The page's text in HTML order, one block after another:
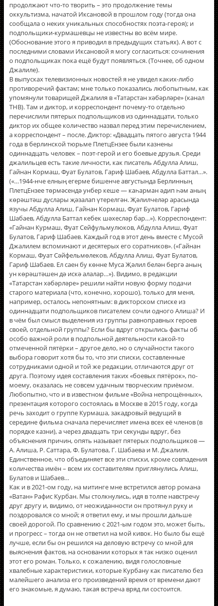
продолжают что-то творить – это продолжение темы
оккультизма, начатой Иксановой в прошлом году (тогда она
сообщала о неких уникальных способностях поэта-героя); и
подпольщики-курмашевцы не известны во всём мире.
(Обоснование этого я приводил в предыдущих статьях). А вот с
последними словами Иксановой я могу согласиться: сочинения
о подпольщиках пока ещё будут появляться. (Точнее, об одном
Джалиле).
В выпусках телевизионных новостей я не увидел каких-либо
противоречий фактам; мне только показались любопытным, как
упомянули товарищей Джалиля в «Татарстан хәбәрләре» (канал
ТНВ). Там и диктор, и корреспондент почему-то отдельно
перечислили пятерых подпольщиков из одиннадцати, только
диктор их общее количество назвал перед этим перечислением,
а корреспондент – после. Диктор: «Двадцать пятого августа 1944
года в берлинской тюрьме ПлетцЕнзее были казнены
одиннадцать человек – поэт-герой и его боевые друзья. Среди
джалильцев есть такие личности, как писатель Абдулла Алиш,
Гайнан Кормаш, Фуат Булатов, Гариф Шабаев, Абдулла Баттал…».
(«…1944-нче елның егерме бишенче августында Берлинның
ПлетцЕнзее төрмәсендә унбер кеше — каһарман әдип һәм аның
көрәштәш дуслары җәзалап үтерелгән. Җәлилчеләр арасында
язучы Абдулла Алиш, Гайнан Кормаш, Фуат Булатов, Гариф
Шабаев, Абдулла Баттал кебек шәхесләр бар…»). Корреспондент:
«Гайнан Курмаш, Фуат Сейфульмулюков, Абдулла Алиш, Фуат
Булатов, Гариф Шабаев. Каждый год в этот день вместе с Мусой
Джалилем вспоминают и десятерых его соратников». («Гайнан
Кормаш, Фуат Сәйфельмөлеков, Абдулла Алиш, Фуат Булатов,
Гариф Шабаев. Ел саен бу көнне Муса Җәлил белән бергә аның
ун көрәштәшен дә искә алалар…»). Видимо, в редакции
«Татарстан хәбәрләре» решили найти новую форму подачи
старого материала (что, конечно, хорошо), только для меня,
например, осталось непонятным: в дикторском списке из
одиннадцати подпольщиков писателем сочли одного Алиша? И
в чём был смысл выделения из группы равноправных героев
своей, отдельной группы? Если бы вдруг открылись факты об
особо важной роли в подпольной деятельности какой-то
отмеченной пятёрки – другое дело, но о случайности такого
выбора говорит хотя бы то, что эти списки, составленные
сотрудниками одной и той же редакции, отличаются друг от
друга. Поэтому идея составления таких «боевых пятёрок», по-
моему, оказалась не совсем удачным творческим приёмом.
Любопытно, что и в известном фильме «Война непрощённых»,
презентация которого состоялась в Москве в 2015 году, когда
речь заходит о группе Курмаша, закадровый ведущий в
середине фильма сначала перечисляет имена всех её членов (в
порядке казни), а через двадцать три секунды вдруг, без
объяснения причин, опять называет пятерых подпольщиков —
А. Алиша, Р. Саттара, Ф. Булатова, Г. Шабаева и М. Джалиля.
Единственное, что объединяет все эти списки, кроме совпадения
количества имён – всем их составителям приглянулись Алиш,
Булатов и Шабаев…
Как и в 2021-ом году, на митинге мне встретился автор романа
«Ватан» Рафис Курбан. Мы столкнулись, идя в толпе навстречу
друг другу и, видимо, от неожиданности он протянул руку и
поздоровался со мной; я ответил ему, и мы прошли дальше
своей дорогой. По сравнению с 2021-ым годом это, может быть,
и прогресс – тогда он не ответил на мой кивок. Но было бы ещё
лучше, если бы он решился на деловую встречу со мной для
выяснения фактов, на основании которых я так низко оценил
этот его роман. Только, к сожалению, видя голословные
хвалебные характеристики, которые Курбану как писателю без
малейшего анализа его произведений время от времени дают
его знакомые, я думаю, такая встреча вряд ли состоится.